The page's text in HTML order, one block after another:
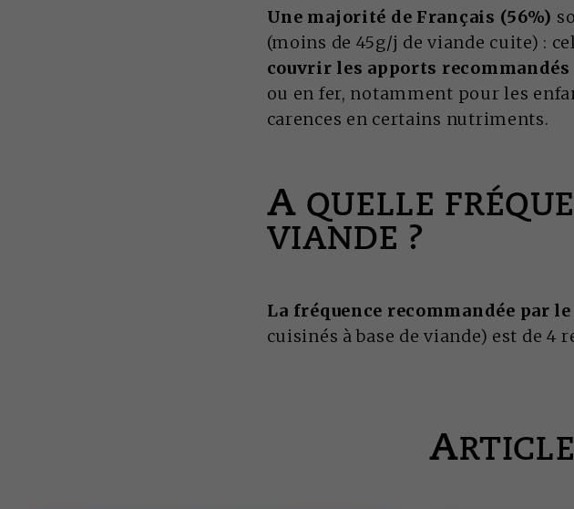
Une majorité de Français (56%)
(moins de 45g/j de viande cuite) :
couvrir les apports recommandés
ou en fer, notamment pour les
carences en certains nutriments.
A QUELLE
VIANDE ?
La fréquence recommandée par le
cuisinés à base de viande) est de 4
A